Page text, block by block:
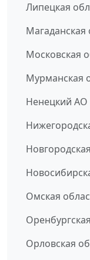
Липецкая
Магаданская
Московская
Мурманская
Ненецкий АО
Омская
Орловская